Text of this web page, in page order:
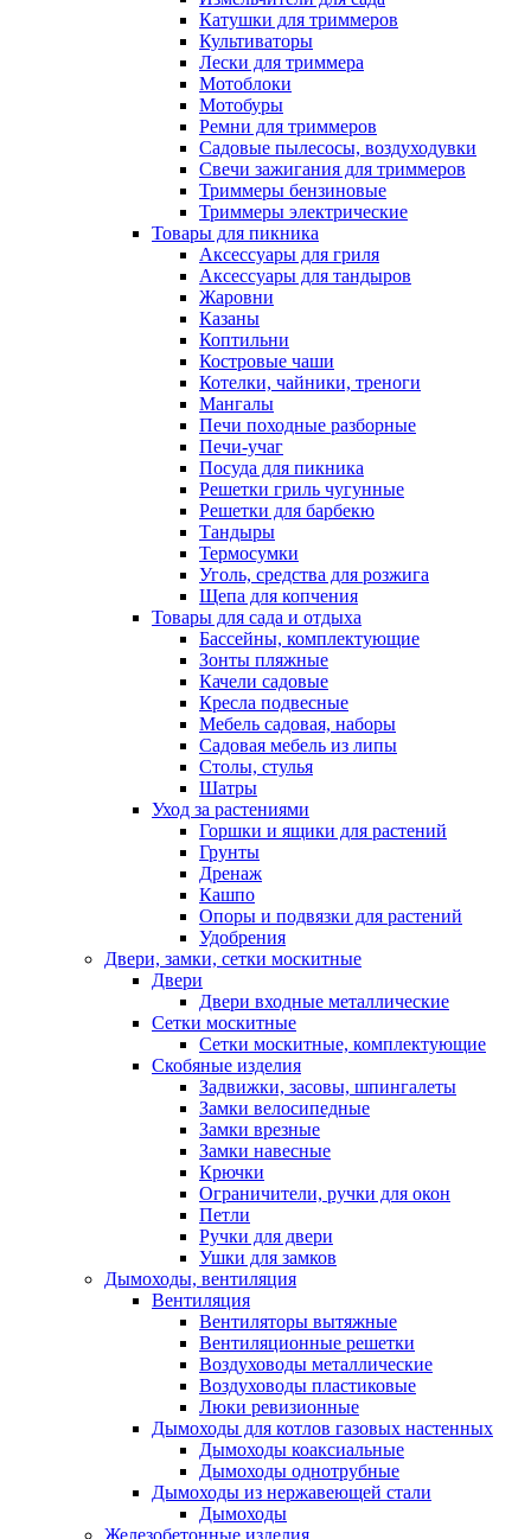
Катушки для триммеров
Культиваторы
Лески для триммера
Мотоблоки
Мотобуры
Ремни для триммеров
Садовые пылесосы, воздуходувки
Свечи зажигания для триммеров
Триммеры бензиновые
Триммеры электрические
Товары для пикника
Аксессуары для гриля
Аксессуары для тандыров
Жаровни
Казаны
Коптильни
Костровые чаши
Котелки, чайники, треноги
Мангалы
Печи походные разборные
Печи-учаг
Посуда для пикника
Решетки гриль чугунные
Решетки для барбекю
Тандыры
Термосумки
Уголь, средства для розжига
Щепа для копчения
Товары для сада и отдыха
Бассейны, комплектующие
Зонты пляжные
Качели садовые
Кресла подвесные
Мебель садовая, наборы
Садовая мебель из липы
Столы, стулья
Шатры
Уход за растениями
Горшки и ящики для растений
Грунты
Дренаж
Кашпо
Опоры и подвязки для растений
Удобрения
Двери, замки, сетки москитные
Двери
Двери входные металлические
Сетки москитные
Сетки москитные, комплектующие
Скобяные изделия
Задвижки, засовы, шпингалеты
Замки велосипедные
Замки врезные
Замки навесные
Крючки
Ограничители, ручки для окон
Петли
Ручки для двери
Ушки для замков
Дымоходы, вентиляция
Вентиляция
Вентиляторы вытяжные
Вентиляционные решетки
Воздуховоды металлические
Воздуховоды пластиковые
Люки ревизионные
Дымоходы для котлов газовых настенных
Дымоходы коаксиальные
Дымоходы однотрубные
Дымоходы из нержавеющей стали
Дымоходы
Железобетонные изделия